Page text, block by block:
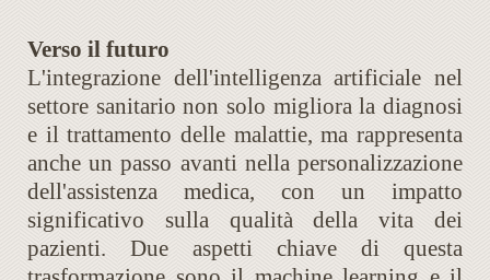
Verso il futuro
L'integrazione dell'intelligenza artificiale nel
settore sanitario non solo migliora la diagnosi
e il trattamento delle malattie, ma rappresenta
anche un passo avanti nella personalizzazione
dell'assistenza medica, con un impatto
significativo sulla qualità della vita dei
pazienti. Due aspetti chiave di questa